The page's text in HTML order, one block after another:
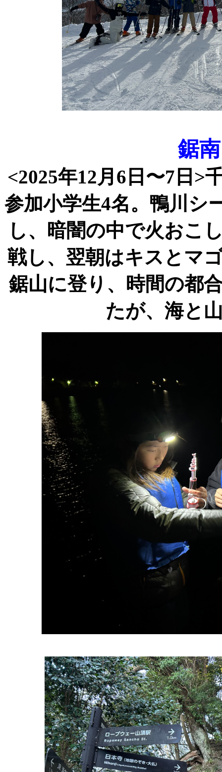
鋸
<2025年12月 6 日〜7 日 >
参加小学生4名。鴨川シ
し、暗闇の中で火おこ
戦し、翌朝はキスとマ
鋸山に登り、時間の都
たが、海と